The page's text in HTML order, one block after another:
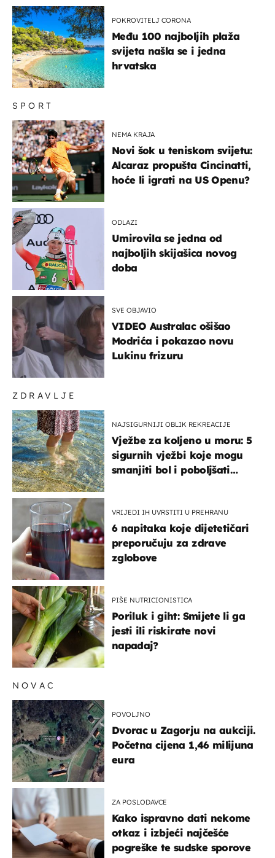
ZDRAVLJE
NAJSIGURNIJI OBLIK REKREACIJE
Vježbe za koljeno u moru: 5
sigurnih vježbi koje mogu
smanjiti bol i poboljšati
VRIJEDI IH UVRSTITI U PREHRANU
6 napitaka koje dijetetičari
preporučuju za zdrave
zglobove
PIŠE NUTRICIONISTICA
Poriluk i giht: Smijete li ga
jesti ili riskirate novi
napadaj?
SPORT
NEMA KRAJA
Novi šok u teniskom svijetu:
Alcaraz propušta Cincinatti,
hoće li igrati na US Openu?
ODLAZI
Umirovila se jedna od
najboljih skijašica novog
doba
SVE OBJAVIO
VIDEO Australac ošišao
Modrića i pokazao novu
Lukinu frizuru
POKROVITELJ CORONA
Među 100 najboljih plaža
svijeta našla se i jedna
hrvatska
NOVAC
POVOLJNO
Dvorac u Zagorju na aukciji.
Početna cijena 1,46 milijuna
eura
ZA POSLODAVCE
Kako ispravno dati nekome
otkaz i izbjeći najčešće
pogreške te sudske sporove